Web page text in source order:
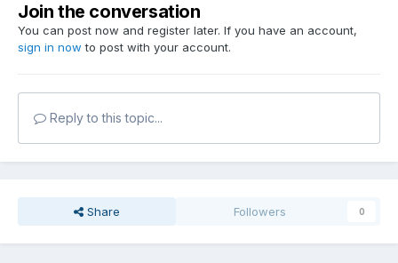
Join the conversation
You can post now and register later. If you have an account,
sign in now to post with your account.
Reply to this topic...
Share Followers 0